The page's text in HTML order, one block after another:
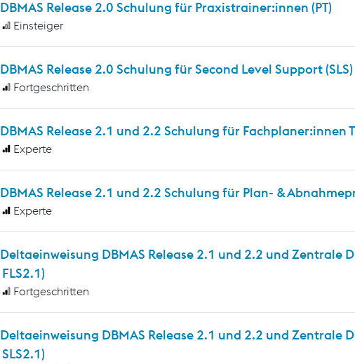
DBMAS Release 2.0 Schulung für Praxistrainer:innen (PT)
Einsteiger
DBMAS Release 2.0 Schulung für Second Level Support (SLS)
Fortgeschritten
DBMAS Release 2.1 und 2.2 Schulung für Fachplaner:innen
Experte
DBMAS Release 2.1 und 2.2 Schulung für Plan- &
Experte
Deltaeinweisung DBMAS Release 2.1 und 2.2 und Zentrale
FLS2.1)
Fortgeschritten
Deltaeinweisung DBMAS Release 2.1 und 2.2 und Zentrale
SLS2.1)